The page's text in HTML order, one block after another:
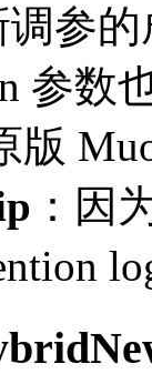
调参
数
：因